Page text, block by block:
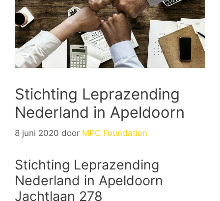
Stichting Leprazending
Nederland in Apeldoorn
8 juni 2020 door MPC Foundation
Stichting Leprazending
Nederland in Apeldoorn
Jachtlaan 278